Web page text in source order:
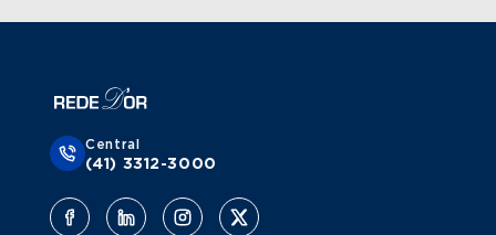
Central
(41) 3312-3000